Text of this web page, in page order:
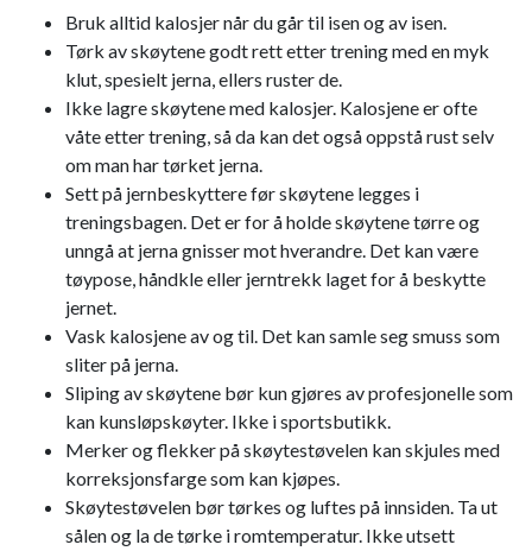
Bruk alltid kalosjer når du går til isen og av isen.
Tørk av skøytene godt rett etter trening med en myk
klut, spesielt jerna, ellers ruster de.
Ikke lagre skøytene med kalosjer. Kalosjene er ofte
våte etter trening, så da kan det også oppstå rust selv
om man har tørket jerna.
Sett på jernbeskyttere før skøytene legges i
treningsbagen. Det er for å holde skøytene tørre og
unngå at jerna gnisser mot hverandre. Det kan være
tøypose, håndkle eller jerntrekk laget for å beskytte
jernet.
Vask kalosjene av og til. Det kan samle seg smuss som
sliter på jerna.
Sliping av skøytene bør kun gjøres av profesjonelle som
kan kunsløpskøyter. Ikke i sportsbutikk.
Merker og flekker på skøytestøvelen kan skjules med
korreksjonsfarge som kan kjøpes.
Skøytestøvelen bør tørkes og luftes på innsiden. Ta ut
sålen og la de tørke i romtemperatur. Ikke utsett